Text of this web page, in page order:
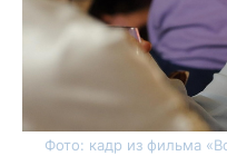
Фото: кадр из фильма